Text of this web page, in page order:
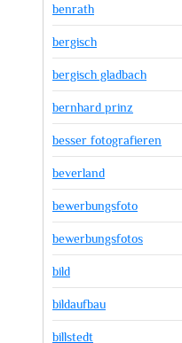
benrath
bergisch
bergisch gladbach
bernhard prinz
besser fotografieren
beverland
bewerbungsfoto
bewerbungsfotos
bild
bildaufbau
billstedt